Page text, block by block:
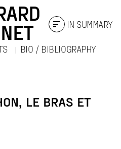
BIO / BIBLIOGRAPHY
IN SUMMARY
LE BRAS ET